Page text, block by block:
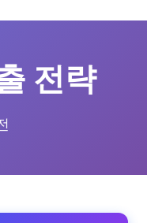
전략